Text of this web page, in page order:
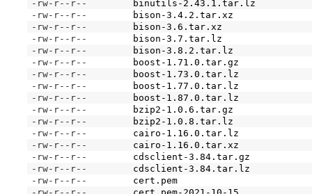
-rw-r--r--
binutils-2.43.1.tar.lz
-rw-r--r--
bison-3.4.2.tar.xz
-rw-r--r--
bison-3.6.tar.xz
-rw-r--r--
bison-3.7.tar.lz
-rw-r--r--
bison-3.8.2.tar.lz
-rw-r--r--
boost-1.71.0.tar.gz
-rw-r--r--
boost-1.73.0.tar.lz
-rw-r--r--
boost-1.77.0.tar.lz
-rw-r--r--
boost-1.87.0.tar.lz
-rw-r--r--
bzip2-1.0.6.tar.gz
-rw-r--r--
bzip2-1.0.8.tar.lz
-rw-r--r--
cairo-1.16.0.tar.lz
-rw-r--r--
cairo-1.16.0.tar.xz
-rw-r--r--
cdsclient-3.84.tar.gz
-rw-r--r--
cdsclient-3.84.tar.lz
-rw-r--r--
cert.pem